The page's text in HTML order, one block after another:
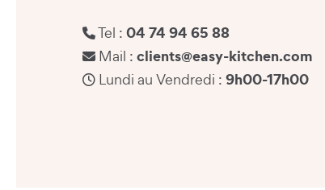
Tel : 04 74 94 65 88
Mail : clients@easy-kitchen.com
Lundi au Vendredi : 9h00-17h00